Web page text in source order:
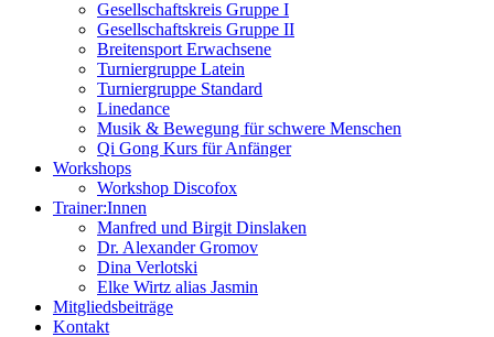
Gesellschaftskreis Gruppe I
Gesellschaftskreis Gruppe II
Breitensport Erwachsene
Turniergruppe Latein
Turniergruppe Standard
Linedance
Musik & Bewegung für schwere Menschen​
Qi Gong Kurs für Anfänger
Workshops
Workshop Discofox
Trainer:Innen
Manfred und Birgit Dinslaken
Dr. Alexander Gromov
Dina Verlotski
Elke Wirtz alias Jasmin
Mitgliedsbeiträge
Kontakt